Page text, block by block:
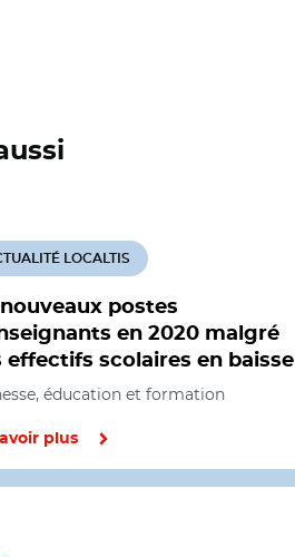
nouveaux postes
en 2020 malgré
effectifs scolaires en baisse
LOCALTIS
éducation et formation
plus